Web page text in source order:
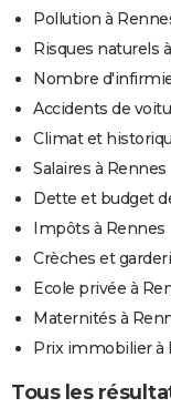
Pollution à
Risques naturels
Nombre
Accidents de
Climat et
Salaires à Rennes
Dette et budget
Impôts à Rennes
Crèches et
Ecole privée à
Maternités à
Prix immobilier à
Tous les